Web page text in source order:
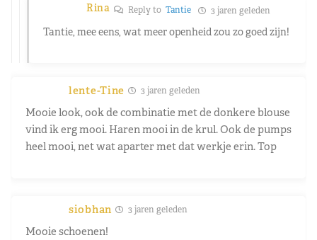
Rina Reply to Tantie 3 jaren geleden
Tantie, mee eens, wat meer openheid zou zo goed zijn!
lente-Tine 3 jaren geleden
Mooie look, ook de combinatie met de donkere blouse
vind ik erg mooi. Haren mooi in de krul. Ook de pumps
heel mooi, net wat aparter met dat werkje erin. Top
siobhan 3 jaren geleden
Mooie schoenen!